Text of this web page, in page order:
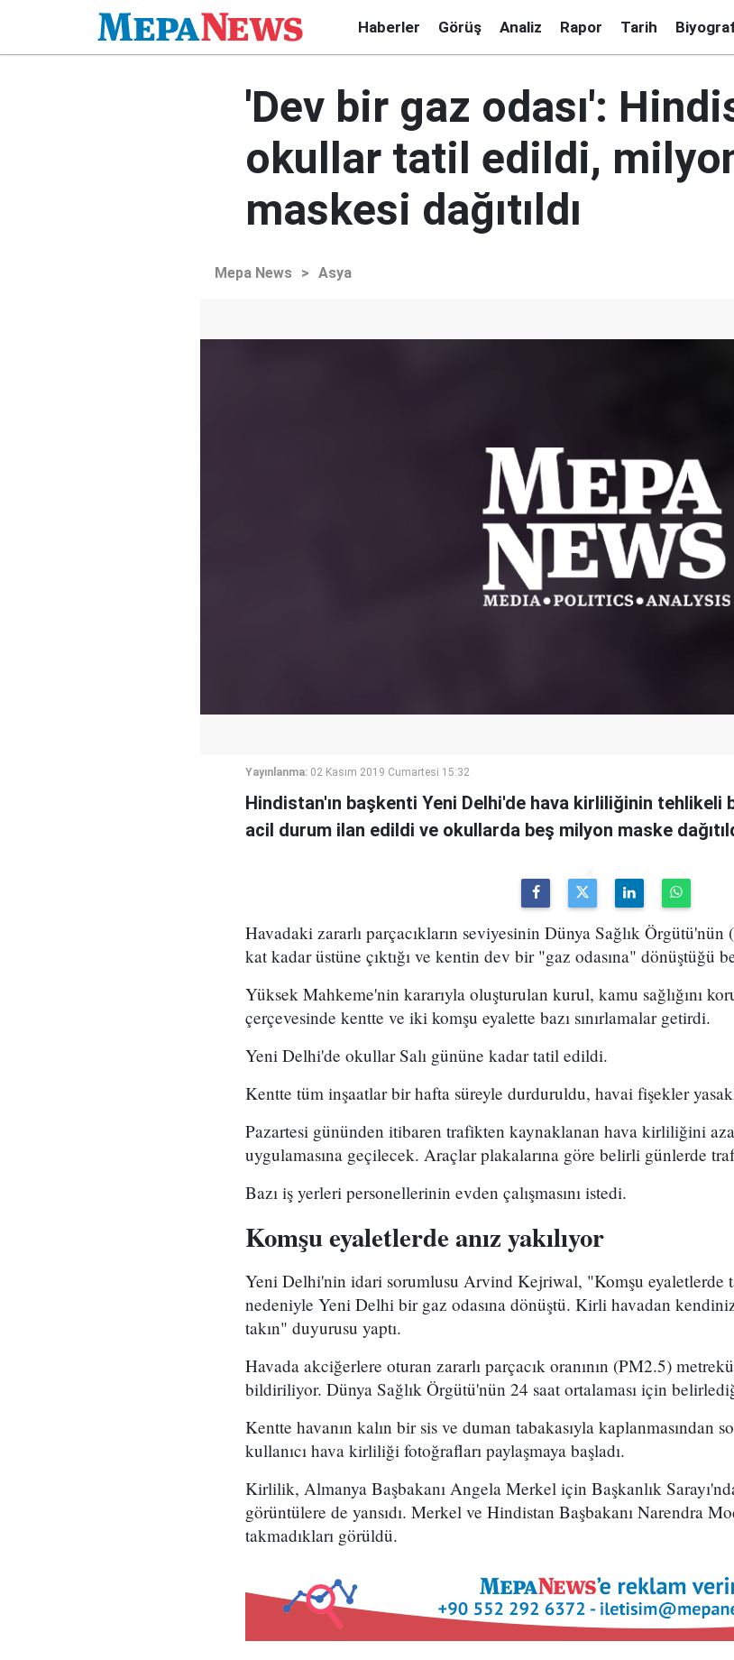
Haberler Görüş Analiz Rapor Tarih
'Dev bir gaz odası':
okullar tatil edildi,
maskesi dağıtıldı
Mepa News > Asya
Yayınlanma: 02 Kasım 2019 Cumartesi 15:32
Hindistan'ın başkenti Yeni Delhi'de hava kirliliğinin tehlikeli
acil durum ilan edildi ve okullarda beş milyon maske
Havadaki zararlı parçacıkların seviyesinin Dünya Sağlık
kat kadar üstüne çıktığı ve kentin dev bir "gaz odasına" dönüştüğü
Yüksek Mahkeme'nin kararıyla oluşturulan kurul, kamu sağlığını
çerçevesinde kentte ve iki komşu eyalette bazı sınırlamalar getirdi.
Yeni Delhi'de okullar Salı gününe kadar tatil edildi.
Kentte tüm inşaatlar bir hafta süreyle durduruldu, havai fişekler
Pazartesi gününden itibaren trafikten kaynaklanan hava kirliliğini
uygulamasına geçilecek. Araçlar plakalarına göre belirli günlerde
Bazı iş yerleri personellerinin evden çalışmasını istedi.
Komşu eyaletlerde anız yakılıyor
Yeni Delhi'nin idari sorumlusu Arvind Kejriwal, "Komşu eyaletlerde
nedeniyle Yeni Delhi bir gaz odasına dönüştü. Kirli havadan
takın" duyurusu yaptı.
Havada akciğerlere oturan zararlı parçacık oranının (PM2.5)
bildiriliyor. Dünya Sağlık Örgütü'nün 24 saat ortalaması için
Kentte havanın kalın bir sis ve duman tabakasıyla kaplanmasından
kullanıcı hava kirliliği fotoğrafları paylaşmaya başladı.
Kirlilik, Almanya Başbakanı Angela Merkel için Başkanlık
görüntülere de yansıdı. Merkel ve Hindistan Başbakanı Narendra
takmadıkları görüldü.